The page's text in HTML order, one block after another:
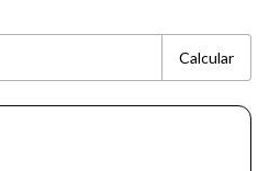
Calcular